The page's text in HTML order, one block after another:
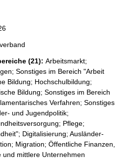
(21): Arbeitsmarkt;
Sonstiges im Bereich "Arbeit
Bildung; Hochschulbildung;
Bildung; Sonstiges im Bereich
Verfahren; Sonstiges
und Jugendpolitik;
Pflege;
Digitalisierung; Ausländer-
Migration; Öffentliche Finanzen,
und mittlere Unternehmen